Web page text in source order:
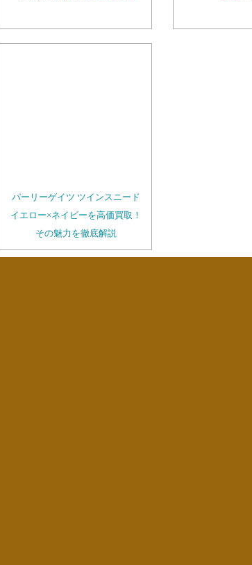
パーリーゲイツ ツインスニード
イエロー×ネイビーを高価買取！
その魅力を徹底解説